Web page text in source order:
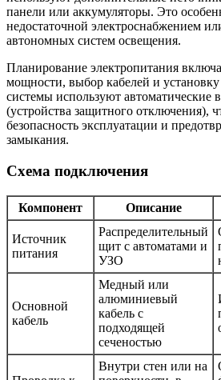
панели или аккумуляторы. Это
недостаточной электроснабжением
автономных систем освещения.
Планирование электропитания
мощности, выбор кабелей и
системы используют
(устройства защитного отключения),
безопасность эксплуатации и
замыкания.
Схема подключения
Компонент Описание
Источник
питания
Распределительный
щит с автоматами и
УЗО
Основной
кабель
Медный или
алюминиевый
кабель с
подходящей
сеченостью
Внутри стен или на